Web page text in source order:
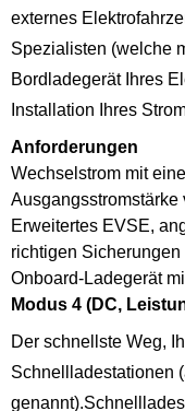
externes
Spezialisten (welche
Bordladegerät Ihres
Installation Ihres
Anforderungen
Wechselstrom mit
Ausgangsstromstärke
Erweitertes EVSE,
richtigen Sicherungen
Onboard-Ladegerät
Modus 4 (DC,
Der schnellste Weg,
Schnellladestationen